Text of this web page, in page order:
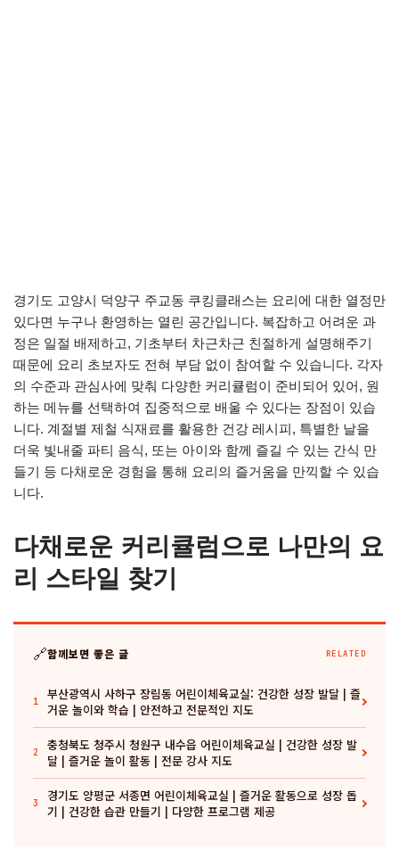
경기도 고양시 덕양구 주교동 쿠킹클래스는 요리에 대한 열정만
있다면 누구나 환영하는 열린 공간입니다. 복잡하고 어려운 과
정은 일절 배제하고, 기초부터 차근차근 친절하게 설명해주기
때문에 요리 초보자도 전혀 부담 없이 참여할 수 있습니다. 각자
의 수준과 관심사에 맞춰 다양한 커리큘럼이 준비되어 있어, 원
하는 메뉴를 선택하여 집중적으로 배울 수 있다는 장점이 있습
니다. 계절별 제철 식재료를 활용한 건강 레시피, 특별한 날을
더욱 빛내줄 파티 음식, 또는 아이와 함께 즐길 수 있는 간식 만
들기 등 다채로운 경험을 통해 요리의 즐거움을 만끽할 수 있습
니다.
다채로운 커리큘럼으로 나만의 요
리 스타일 찾기
🔗함께보면 좋은 글 RELATED
1
부산광역시 사하구 장림동 어린이체육교실: 건강한 성장 발달 | 즐
거운 놀이와 학습 | 안전하고 전문적인 지도
2
충청북도 청주시 청원구 내수읍 어린이체육교실 | 건강한 성장 발
달 | 즐거운 놀이 활동 | 전문 강사 지도
3
경기도 양평군 서종면 어린이체육교실 | 즐거운 활동으로 성장 돕
기 | 건강한 습관 만들기 | 다양한 프로그램 제공